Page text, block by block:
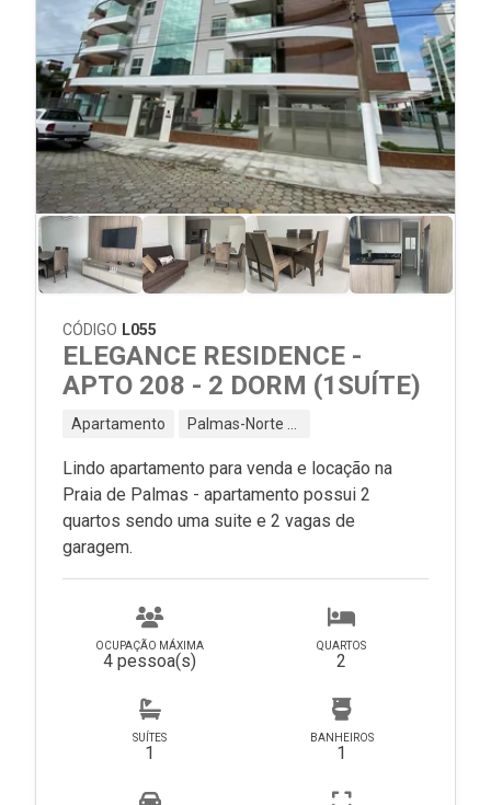
CÓDIGO L055
ELEGANCE RESIDENCE -
APTO 208 - 2 DORM (1SUÍTE)
Apartamento
Lindo apartamento para venda e locação na
Praia de Palmas - apartamento possui 2
quartos sendo uma suite e 2 vagas de
garagem.
OCUPAÇÃO MÁXIMA
4 pessoa(s)
QUARTOS
2
SUÍTES
1
BANHEIROS
1